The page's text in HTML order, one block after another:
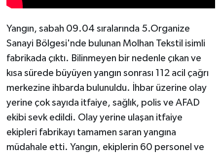
Yangın, sabah 09.04 sıralarında 5.Organize
Sanayi Bölgesi'nde bulunan Molhan Tekstil isimli
fabrikada çıktı. Bilinmeyen bir nedenle çıkan ve
kısa sürede büyüyen yangın sonrası 112 acil çağrı
merkezine ihbarda bulunuldu. İhbar üzerine olay
yerine çok sayıda itfaiye, sağlık, polis ve AFAD
ekibi sevk edildi. Olay yerine ulaşan itfaiye
ekipleri fabrikayı tamamen saran yangına
müdahale etti. Yangın, ekiplerin 60 personel ve